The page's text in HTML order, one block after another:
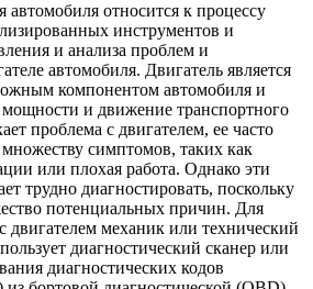
автомобиля относится к процессу
инструментов и
и анализа проблем и
автомобиля. Двигатель является
компонентом автомобиля и
мощности и движение транспортного
проблема с двигателем, ее часто
симптомов, таких как
или плохая работа. Однако эти
трудно диагностировать, поскольку
потенциальных причин. Для
двигателем механик или технический
диагностический сканер или
диагностических кодов